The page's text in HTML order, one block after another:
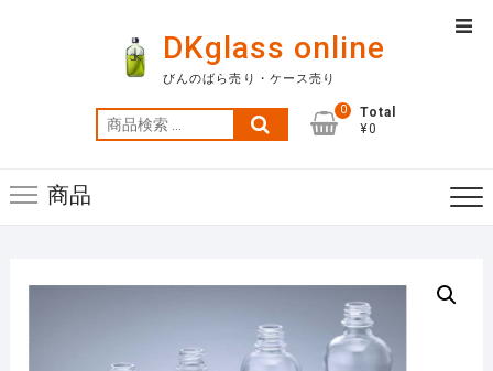
DKglass online
びんのばら売り・ケース売り
索
0
Total
¥0
商品